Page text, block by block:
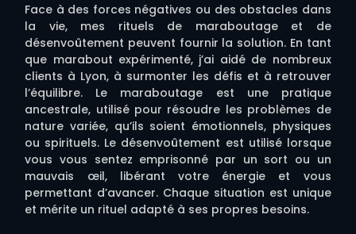
Face à des forces négatives ou des obstacles dans
la vie, mes rituels de maraboutage et de
désenvoûtement peuvent fournir la solution. En tant
que marabout expérimenté, j’ai aidé de nombreux
clients à Lyon, à surmonter les défis et à retrouver
l’équilibre. Le maraboutage est une pratique
ancestrale, utilisé pour résoudre les problèmes de
nature variée, qu’ils soient émotionnels, physiques
ou spirituels. Le désenvoûtement est utilisé lorsque
vous vous sentez emprisonné par un sort ou un
mauvais œil, libérant votre énergie et vous
permettant d’avancer. Chaque situation est unique
et mérite un rituel adapté à ses propres besoins.